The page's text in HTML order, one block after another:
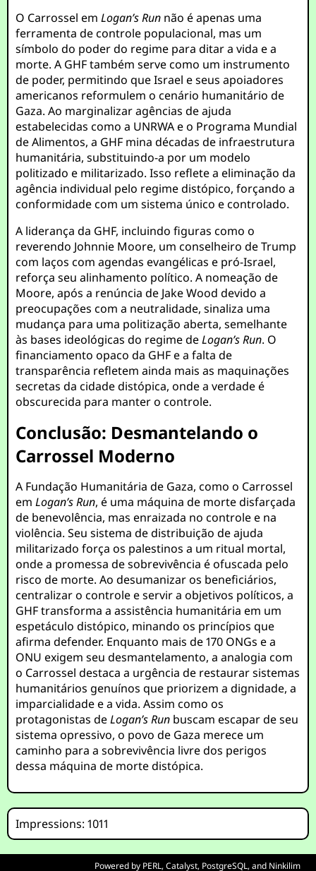
O Carrossel emLogan’s Run não é apenas uma
ferramenta de controle populacional, mas um
símbolo do poder do regime para ditar a vida e a
morte. A GHF também serve como um instrumento
de poder, permitindo que Israel e seus apoiadores
americanos reformulem o cenário humanitário de
Gaza. Ao marginalizar agências de ajuda
estabelecidas como a UNRWA e o Programa Mundial
de Alimentos, a GHF mina décadas de infraestrutura
humanitária, substituindo-a por um modelo
politizado e militarizado. Isso reflete a eliminação da
agência individual pelo regime distópico, forçando a
conformidade com um sistema único e controlado.
A liderança da GHF, incluindo figuras como o
reverendo Johnnie Moore, um conselheiro de Trump
com laços com agendas evangélicas e pró-Israel,
reforça seu alinhamento político. A nomeação de
Moore, após a renúncia de Jake Wood devido a
preocupações com a neutralidade, sinaliza uma
mudança para uma politização aberta, semelhante
às bases ideológicas do regime deLogan’s Run. O
financiamento opaco da GHF e a falta de
transparência refletem ainda mais as maquinações
secretas da cidade distópica, onde a verdade é
obscurecida para manter o controle.
Conclusão: Desmantelando o
Carrossel Moderno
A Fundação Humanitária de Gaza, como o Carrossel
emLogan’s Run, é uma máquina de morte disfarçada
de benevolência, mas enraizada no controle e na
violência. Seu sistema de distribuição de ajuda
militarizado força os palestinos a um ritual mortal,
onde a promessa de sobrevivência é ofuscada pelo
risco de morte. Ao desumanizar os beneficiários,
centralizar o controle e servir a objetivos políticos, a
GHF transforma a assistência humanitária em um
espetáculo distópico, minando os princípios que
afirma defender. Enquanto mais de 170 ONGs e a
ONU exigem seu desmantelamento, a analogia com
o Carrossel destaca a urgência de restaurar sistemas
humanitários genuínos que priorizem a dignidade, a
imparcialidade e a vida. Assim como os
protagonistas deLogan’s Run buscam escapar de seu
sistema opressivo, o povo de Gaza merece um
caminho para a sobrevivência livre dos perigos
dessa máquina de morte distópica.
Impressions: 1011
Powered by PERL,Catalyst, PostgreSQL, and Ninkilim